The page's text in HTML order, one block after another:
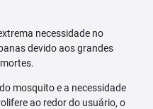
necessidade no
devido aos grandes
mosquito e a necessidade
ao redor do usuário, o